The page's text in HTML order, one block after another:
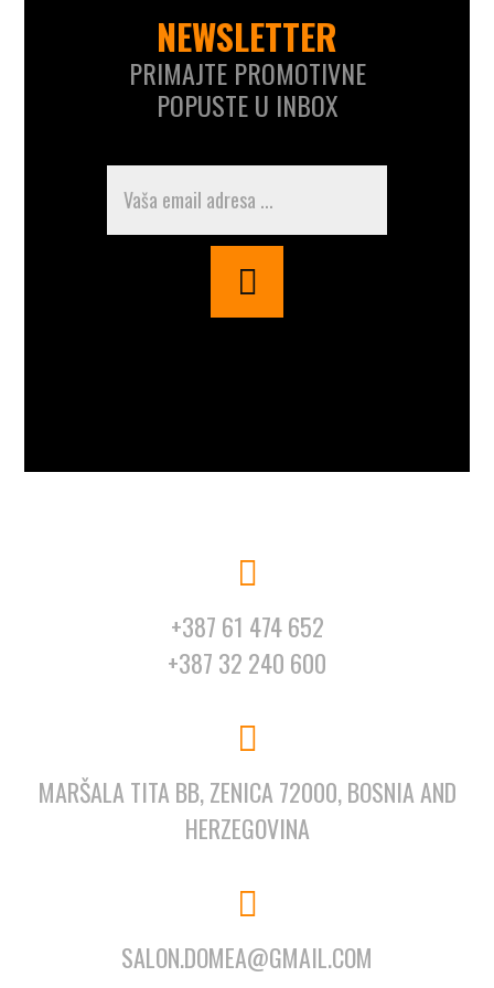
NEWSLETTER
PRIMAJTE PROMOTIVNE
POPUSTE U INBOX
+387 61 474 652
+387 32 240 600
MARŠALA TITA BB, ZENICA 72000, BOSNIA AND
HERZEGOVINA
SALON.DOMEA@GMAIL.COM